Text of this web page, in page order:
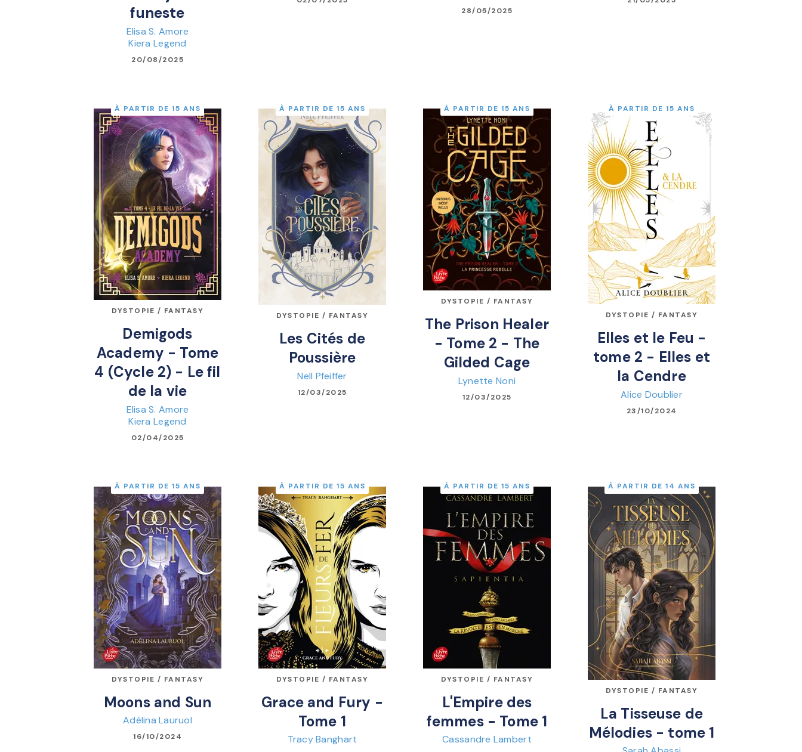
funeste
Elisa S. Amore
Kiera Legend
20/08/2025
28/05/2025
À PARTIR DE 15 ANS
DYSTOPIE / FANTASY
Demigods
Academy - Tome
4 (Cycle 2) - Le fil
de la vie
Elisa S. Amore
Kiera Legend
02/04/2025
À PARTIR DE 15 ANS
DYSTOPIE / FANTASY
Les Cités de
Poussière
Nell Pfeiffer
12/03/2025
À PARTIR DE 15 ANS
DYSTOPIE / FANTASY
The Prison Healer
- Tome 2 - The
Gilded Cage
Lynette Noni
12/03/2025
À PARTIR DE 15 ANS
DYSTOPIE / FANTASY
Elles et le Feu -
tome 2 - Elles et
la Cendre
Alice Doublier
23/10/2024
À PARTIR DE 15 ANS
DYSTOPIE / FANTASY
Moons and Sun
Adélina Lauruol
16/10/2024
À PARTIR DE 15 ANS
DYSTOPIE / FANTASY
Grace and Fury -
Tome 1
Tracy Banghart
À PARTIR DE 15 ANS
DYSTOPIE / FANTASY
L'Empire des
femmes - Tome 1
Cassandre Lambert
À PARTIR DE 14 ANS
DYSTOPIE / FANTASY
La Tisseuse de
Mélodies - tome 1